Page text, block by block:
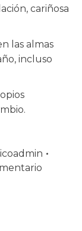
cariñosa
las almas
incluso